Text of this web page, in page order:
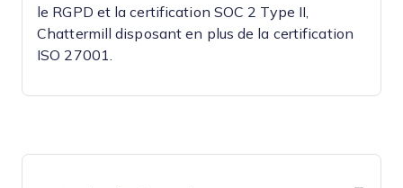
le RGPD et la certification SOC 2 Type II,
Chattermill disposant en plus de la certification
ISO 27001.